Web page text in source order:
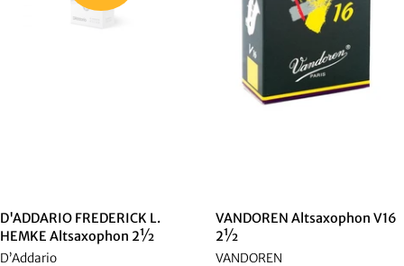
D'ADDARIO FREDERICK L.
HEMKE Altsaxophon 2½
D’Addario
VANDOREN Altsaxophon V16
2½
VANDOREN